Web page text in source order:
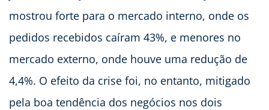
mostrou forte para o mercado interno, onde os
pedidos recebidos caíram 43%, e menores no
mercado externo, onde houve uma redução de
4,4%. O efeito da crise foi, no entanto, mitigado
pela boa tendência dos negócios nos dois